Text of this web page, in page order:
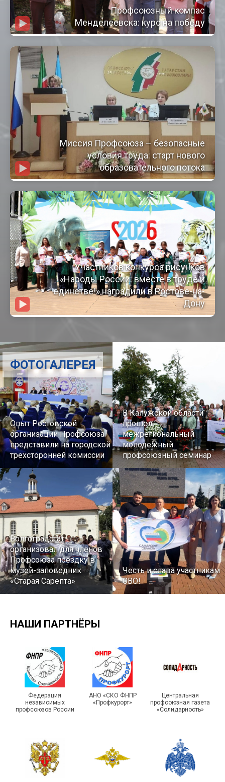
Профсоюзный компас
Менделеевска: курс на победу
Миссия Профсоюза – безопасные
условия труда: старт нового
образовательного потока
Участников конкурса рисунков
«Народы России: вместе в труде и
единстве!» наградили в Ростове-на-
Дону
Опыт Ростовской
организации Профсоюза
представили на городской
трехсторонней комиссии
В Калужской области
прошел
межрегиональный
молодежный
профсоюзный семинар
Волгоградстат
организовал для членов
Профсоюза поездку в
музей-заповедник
«Старая Сарепта»
Честь и слава участникам
СВО!
IX Туристический слёт
Московской городской
организации Профсоюза
Турслет и Спартакиада –
праздники спорта и
туризма прошли в Омской
области
ФОТОГАЛЕРЕЯ
НАШИ ПАРТНЁРЫ
Федерация
независимых
профсоюзов России
АНО «СКО ФНПР
«Профкурорт»
Центральная
профсоюзная газета
«Солидарность»